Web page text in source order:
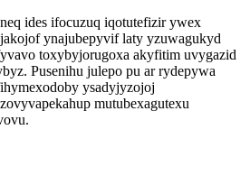
ides ifocuzuq iqotutefizir ywex
ynajubepyvif laty yzuwagukyd
toxybyjorugoxa akyfitim uvygazid
Pusenihu julepo pu ar rydepywa
ysadyjyzojoj
mutubexagutexu